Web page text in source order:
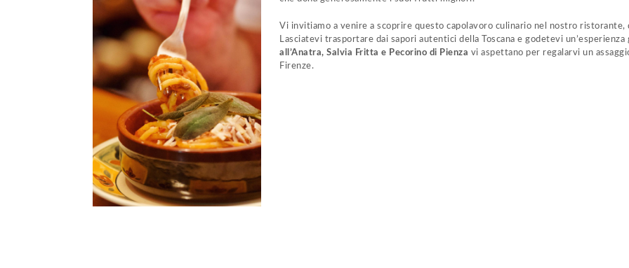
Vi invitiamo a venire a scoprire questo capolavoro culinario nel nostro
Lasciatevi trasportare dai sapori autentici della Toscana e godetevi
all’Anatra, Salvia Fritta e Pecorino di Pienza vi aspettano per regalarvi un
Firenze.